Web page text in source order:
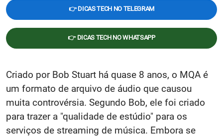
👉 DICAS TECH NO TELEGRAM
👉 DICAS TECH NO WHATSAPP
Criado por Bob Stuart há quase 8 anos, o MQA é
um formato de arquivo de áudio que causou
muita controvérsia. Segundo Bob, ele foi criado
para trazer a "qualidade de estúdio" para os
serviços de streaming de música. Embora se